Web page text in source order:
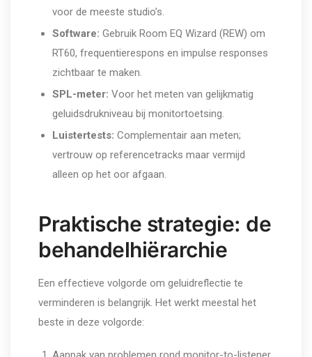
voor de meeste studio’s.
Software: Gebruik Room EQ Wizard (REW) om
RT60, frequentierespons en impulse responses
zichtbaar te maken.
SPL-meter: Voor het meten van gelijkmatig
geluidsdrukniveau bij monitortoetsing.
Luistertests: Complementair aan meten;
vertrouw op referencetracks maar vermijd
alleen op het oor afgaan.
Praktische strategie: de
behandelhiërarchie
Een effectieve volgorde om geluidreflectie te
verminderen is belangrijk. Het werkt meestal het
beste in deze volgorde: